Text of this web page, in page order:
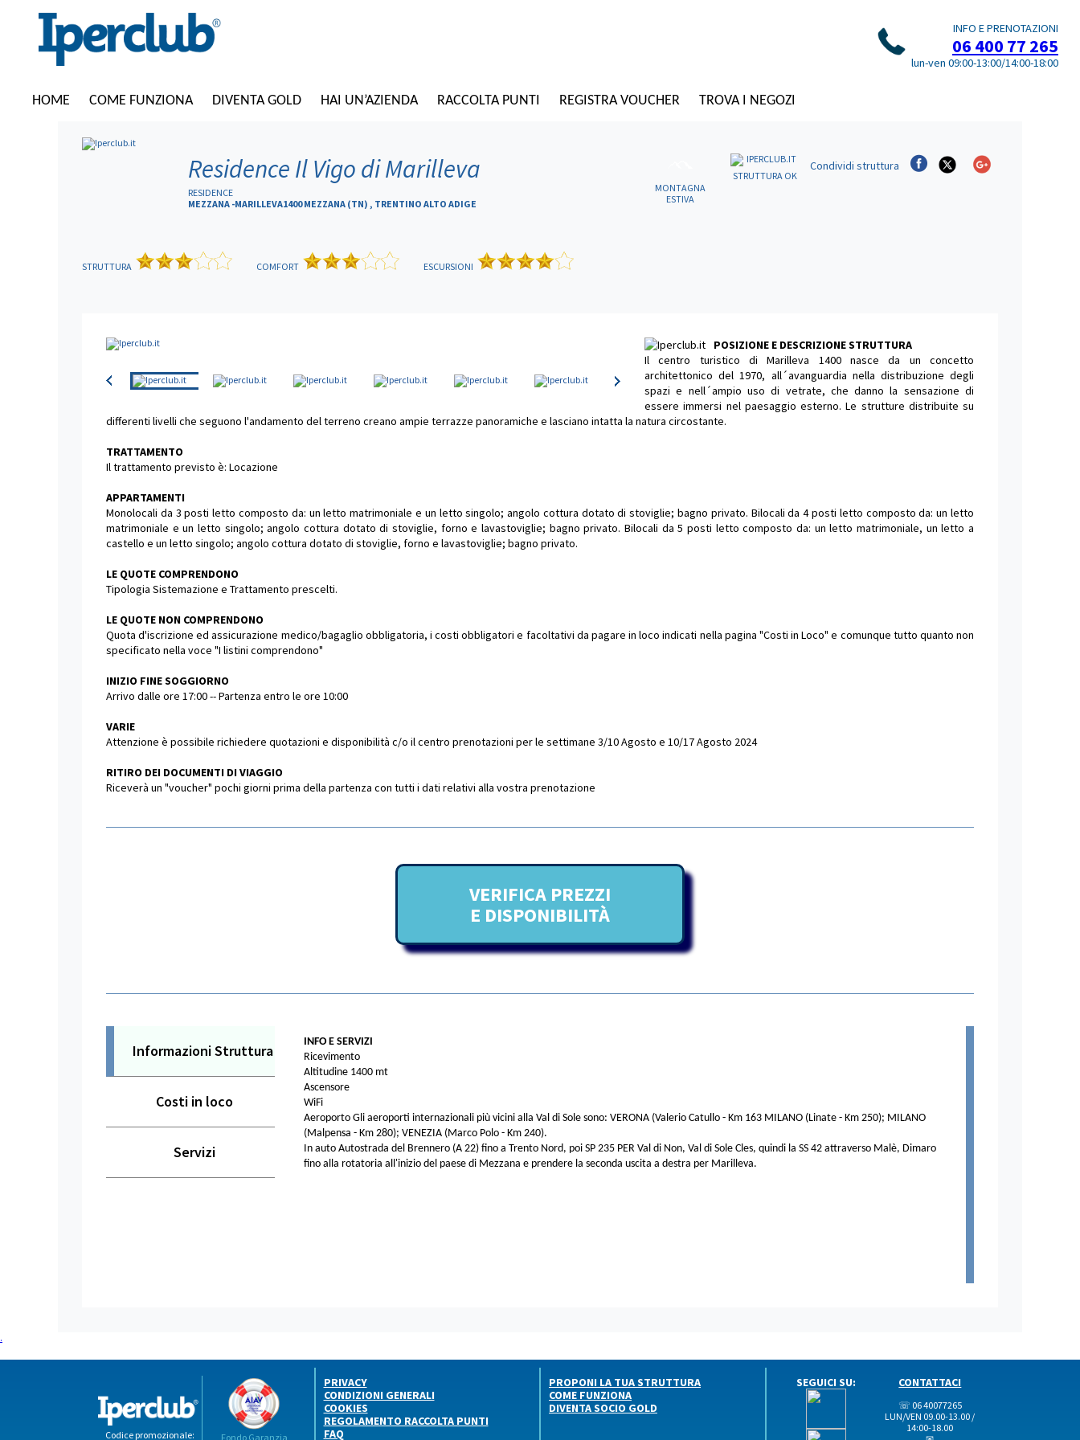
INFO E PRENOTAZIONI
06 400 77 265
lun-ven 09:00-13:00/14:00-18:00
HOME COME FUNZIONA DIVENTA GOLD HAI UN’AZIENDA RACCOLTA PUNTI REGISTRA VOUCHER TROVA I NEGOZI
Residence Il Vigo di Marilleva
RESIDENCE
MEZZANA -MARILLEVA1400 MEZZANA (TN) , TRENTINO ALTO ADIGE
MONTAGNA
ESTIVA
STRUTTURA OK
Condividi struttura
STRUTTURA COMFORT ESCURSIONI
POSIZIONE E DESCRIZIONE STRUTTURA
Il centro turistico di Marilleva 1400 nasce da un concetto
architettonico del 1970, all´avanguardia nella distribuzione degli
spazi e nell´ampio uso di vetrate, che danno la sensazione di
essere immersi nel paesaggio esterno. Le strutture distribuite su
differenti livelli che seguono l'andamento del terreno creano ampie terrazze panoramiche e lasciano intatta la natura circostante.
TRATTAMENTO
Il trattamento previsto è: Locazione
APPARTAMENTI
Monolocali da 3 posti letto composto da: un letto matrimoniale e un letto singolo; angolo cottura dotato di stoviglie; bagno privato. Bilocali da 4 posti letto composto da: un letto
matrimoniale e un letto singolo; angolo cottura dotato di stoviglie, forno e lavastoviglie; bagno privato. Bilocali da 5 posti letto composto da: un letto matrimoniale, un letto a
castello e un letto singolo; angolo cottura dotato di stoviglie, forno e lavastoviglie; bagno privato.
LE QUOTE COMPRENDONO
Tipologia Sistemazione e Trattamento prescelti.
LE QUOTE NON COMPRENDONO
Quota d'iscrizione ed assicurazione medico/bagaglio obbligatoria, i costi obbligatori e facoltativi da pagare in loco indicati nella pagina "Costi in Loco" e comunque tutto quanto non
specificato nella voce "I listini comprendono"
INIZIO FINE SOGGIORNO
Arrivo dalle ore 17:00 -- Partenza entro le ore 10:00
VARIE
Attenzione è possibile richiedere quotazioni e disponibilità c/o il centro prenotazioni per le settimane 3/10 Agosto e 10/17 Agosto 2024
RITIRO DEI DOCUMENTI DI VIAGGIO
Riceverà un "voucher" pochi giorni prima della partenza con tutti i dati relativi alla vostra prenotazione
VERIFICA PREZZI
E DISPONIBILITÀ
Informazioni Struttura
Costi in loco
Servizi
INFO E SERVIZI
Ricevimento
Altitudine 1400 mt
Ascensore
WiFi
Aeroporto Gli aeroporti internazionali più vicini alla Val di Sole sono: VERONA (Valerio Catullo - Km 163 MILANO (Linate - Km 250); MILANO
(Malpensa - Km 280); VENEZIA (Marco Polo - Km 240).
In auto Autostrada del Brennero (A 22) fino a Trento Nord, poi SP 235 PER Val di Non, Val di Sole Cles, quindi la SS 42 attraverso Malè, Dimaro
fino alla rotatoria all'inizio del paese di Mezzana e prendere la seconda uscita a destra per Marilleva.
.
Codice promozionale:
Fondo Garanzia
PRIVACY
CONDIZIONI GENERALI
COOKIES
REGOLAMENTO RACCOLTA PUNTI
FAQ
PROPONI LA TUA STRUTTURA
COME FUNZIONA
DIVENTA SOCIO GOLD
SEGUICI SU: CONTATTACI
☏ 06 40077265
LUN/VEN 09.00-13.00 /
14:00-18.00